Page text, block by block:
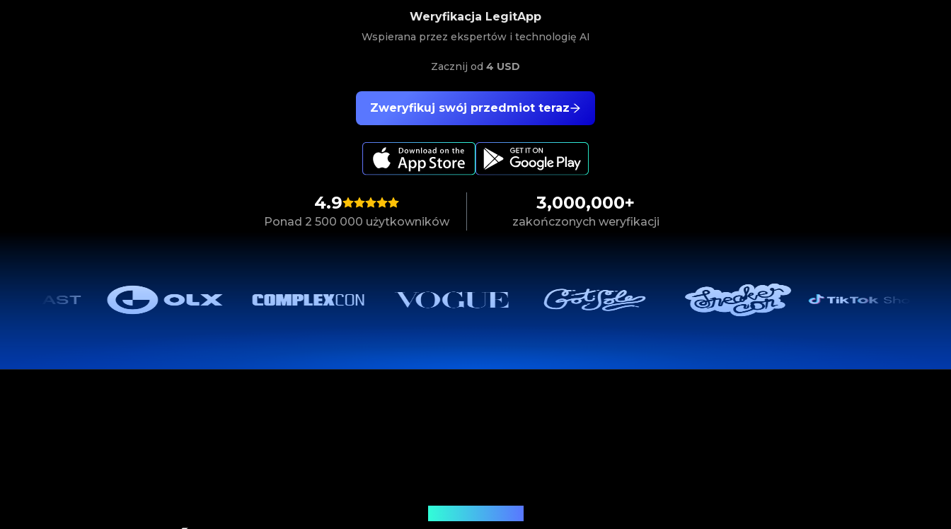
4.9
Ponad 2 500 000 użytkowników
3,000,000+
zakończonych weryfikacji
Zweryfikuj swój przedmiot teraz
Weryfikacja LegitApp
Wspierana przez ekspertów i technologię AI
Zacznij od 4 USD